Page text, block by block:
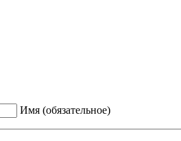
Имя (обязательное)